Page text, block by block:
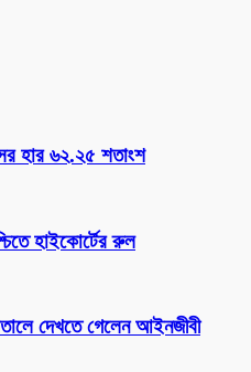
হার ৬২.২৫ শতাংশ
হাইকোর্টের রুল
দেখতে গেলেন আইনজীবী